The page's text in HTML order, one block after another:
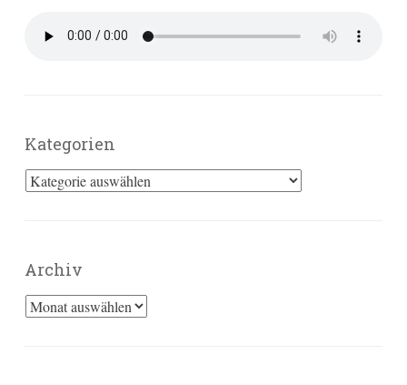
Kategorien
Kategorien
Archiv
Archiv